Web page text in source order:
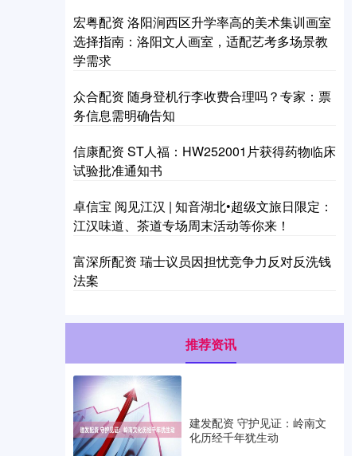
宏粤配资 洛阳涧西区升学率高的美术集训画室
选择指南：洛阳文人画室，适配艺考多场景教
学需求
众合配资 随身登机行李收费合理吗？专家：票
务信息需明确告知
信康配资 ST人福：HW252001片获得药物临床
试验批准通知书
卓信宝 阅见江汉 | 知音湖北•超级文旅日限定：
江汉味道、茶道专场周末活动等你来！
富深所配资 瑞士议员因担忧竞争力反对反洗钱
法案
推荐资讯
建发配资 守护见证：岭南文
化历经千年犹生动